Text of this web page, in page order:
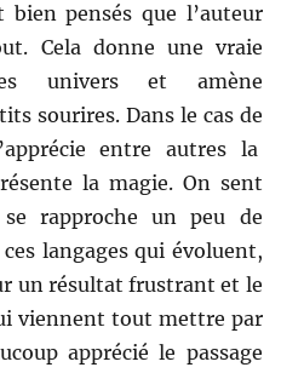
bien pensés que l’auteur
Cela donne une vraie
univers et amène
sourires. Dans le cas de
entre autres la
la magie. On sent
rapproche un peu de
langages qui évoluent,
un résultat frustrant et le
viennent tout mettre par
apprécié le passage